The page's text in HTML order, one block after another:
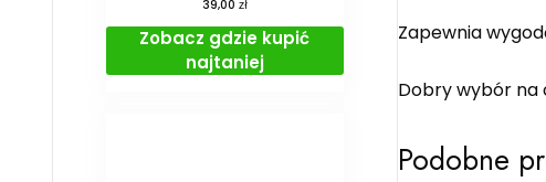
Zapewnia
Dobry wybór na
Podobne
39,00 zł
Zobacz gdzie kupić
najtaniej